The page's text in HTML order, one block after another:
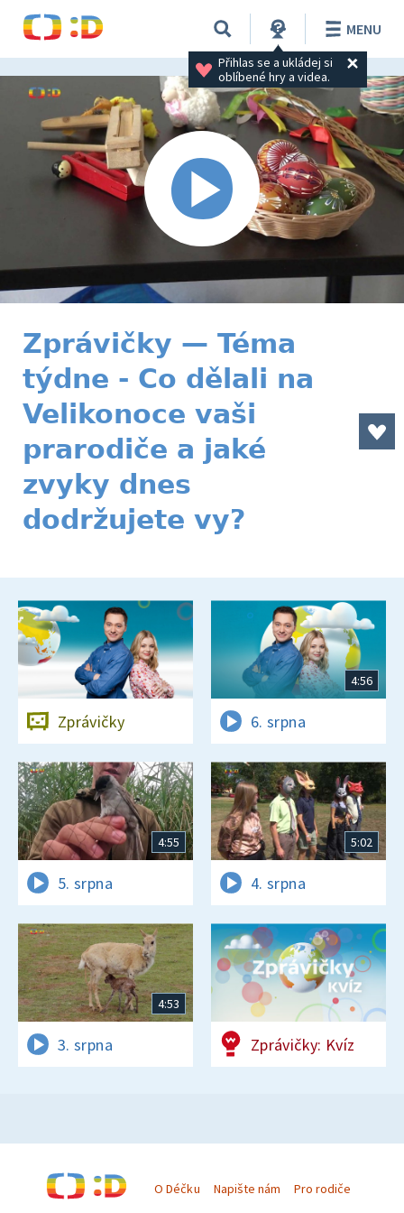
Přihlas se a ukládej si
oblíbené hry a videa.
MENU
Zprávičky — Téma
týdne - Co dělali na
Velikonoce vaši
prarodiče a jaké
zvyky dnes
dodržujete vy?
Zprávičky
4:56
6. srpna
4:55
5. srpna
5:02
4. srpna
4:53
3. srpna Zprávičky: Kvíz
O Déčku Napište nám Pro rodiče